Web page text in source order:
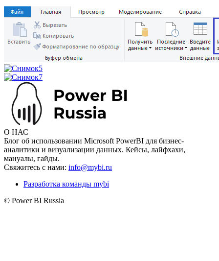
О НАС
Блог об использовании Microsoft PowerBI для бизнес-
аналитики и визуализации данных. Кейсы, лайфхахи,
мануалы, гайды.
Свяжитесь с нами: info@mybi.ru
Разработка команды mybi
© Power BI Russia